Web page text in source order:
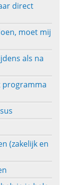
direct
moet mij
als na
programma
(zakelijk en